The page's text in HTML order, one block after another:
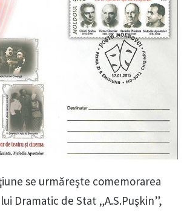
se urmăreşte comemorarea
Dramatic de Stat „A.S.Puşkin”,